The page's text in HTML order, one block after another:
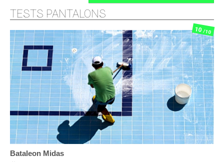
TESTS PANTALONS
Bataleon Midas
10/10